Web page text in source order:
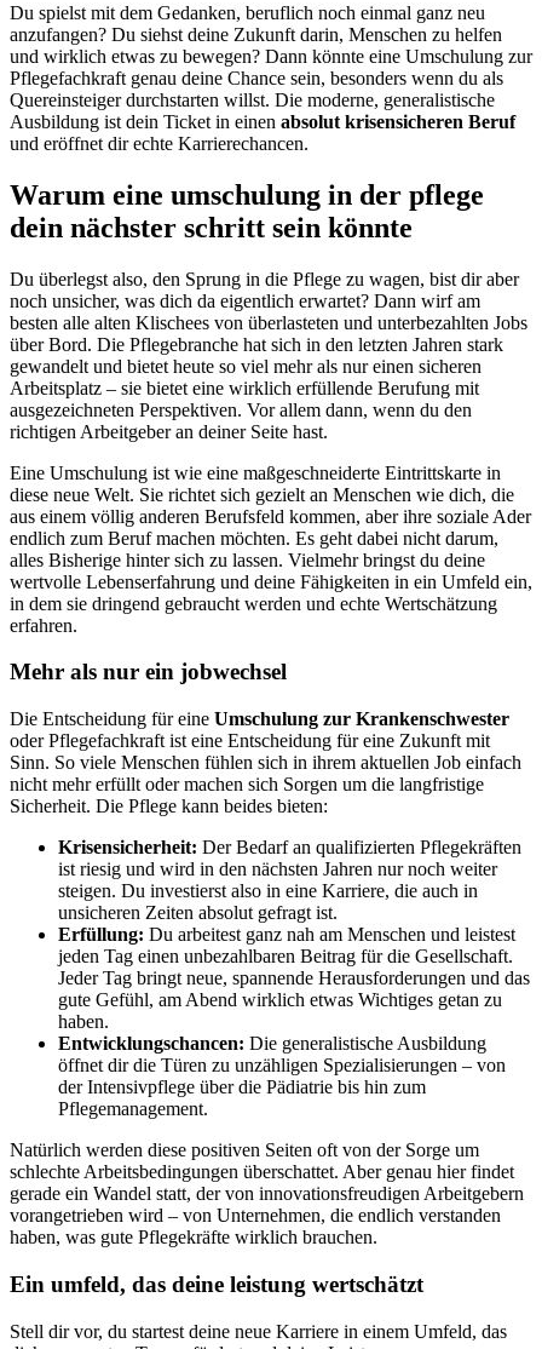
Du spielst mit dem Gedanken, beruflich noch einmal ganz neu
anzufangen? Du siehst deine Zukunft darin, Menschen zu helfen
und wirklich etwas zu bewegen? Dann könnte eine Umschulung zur
Pflegefachkraft genau deine Chance sein, besonders wenn du als
Quereinsteiger durchstarten willst. Die moderne, generalistische
Ausbildung ist dein Ticket in einen absolut krisensicheren Beruf
und eröffnet dir echte Karrierechancen.
Warum eine umschulung in der pflege
dein nächster schritt sein könnte
Du überlegst also, den Sprung in die Pflege zu wagen, bist dir aber
noch unsicher, was dich da eigentlich erwartet? Dann wirf am
besten alle alten Klischees von überlasteten und unterbezahlten Jobs
über Bord. Die Pflegebranche hat sich in den letzten Jahren stark
gewandelt und bietet heute so viel mehr als nur einen sicheren
Arbeitsplatz – sie bietet eine wirklich erfüllende Berufung mit
ausgezeichneten Perspektiven. Vor allem dann, wenn du den
richtigen Arbeitgeber an deiner Seite hast.
Eine Umschulung ist wie eine maßgeschneiderte Eintrittskarte in
diese neue Welt. Sie richtet sich gezielt an Menschen wie dich, die
aus einem völlig anderen Berufsfeld kommen, aber ihre soziale Ader
endlich zum Beruf machen möchten. Es geht dabei nicht darum,
alles Bisherige hinter sich zu lassen. Vielmehr bringst du deine
wertvolle Lebenserfahrung und deine Fähigkeiten in ein Umfeld ein,
in dem sie dringend gebraucht werden und echte Wertschätzung
erfahren.
Mehr als nur ein jobwechsel
Die Entscheidung für eine Umschulung zur Krankenschwester
oder Pflegefachkraft ist eine Entscheidung für eine Zukunft mit
Sinn. So viele Menschen fühlen sich in ihrem aktuellen Job einfach
nicht mehr erfüllt oder machen sich Sorgen um die langfristige
Sicherheit. Die Pflege kann beides bieten:
Krisensicherheit: Der Bedarf an qualifizierten Pflegekräften
ist riesig und wird in den nächsten Jahren nur noch weiter
steigen. Du investierst also in eine Karriere, die auch in
unsicheren Zeiten absolut gefragt ist.
Erfüllung: Du arbeitest ganz nah am Menschen und leistest
jeden Tag einen unbezahlbaren Beitrag für die Gesellschaft.
Jeder Tag bringt neue, spannende Herausforderungen und das
gute Gefühl, am Abend wirklich etwas Wichtiges getan zu
haben.
Entwicklungschancen: Die generalistische Ausbildung
öffnet dir die Türen zu unzähligen Spezialisierungen – von
der Intensivpflege über die Pädiatrie bis hin zum
Pflegemanagement.
Natürlich werden diese positiven Seiten oft von der Sorge um
schlechte Arbeitsbedingungen überschattet. Aber genau hier findet
gerade ein Wandel statt, der von innovationsfreudigen Arbeitgebern
vorangetrieben wird – von Unternehmen, die endlich verstanden
haben, was gute Pflegekräfte wirklich brauchen.
Ein umfeld, das deine leistung wertschätzt
Stell dir vor, du startest deine neue Karriere in einem Umfeld, das